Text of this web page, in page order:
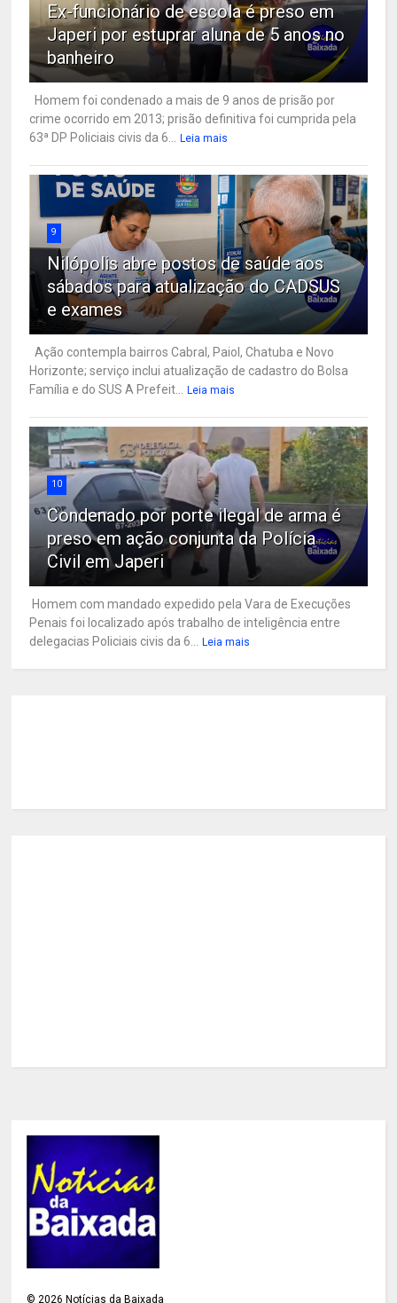
Ex-funcionário de escola é preso em
Japeri por estuprar aluna de 5 anos no
banheiro
Homem foi condenado a mais de 9 anos de prisão por
crime ocorrido em 2013; prisão definitiva foi cumprida pela
63ª DP Policiais civis da 6... Leia mais
9
Nilópolis abre postos de saúde aos
sábados para atualização do CADSUS
e exames
Ação contempla bairros Cabral, Paiol, Chatuba e Novo
Horizonte; serviço inclui atualização de cadastro do Bolsa
Família e do SUS A Prefeit... Leia mais
10
Condenado por porte ilegal de arma é
preso em ação conjunta da Polícia
Civil em Japeri
Homem com mandado expedido pela Vara de Execuções
Penais foi localizado após trabalho de inteligência entre
delegacias Policiais civis da 6... Leia mais
©2026 Notícias da Baixada